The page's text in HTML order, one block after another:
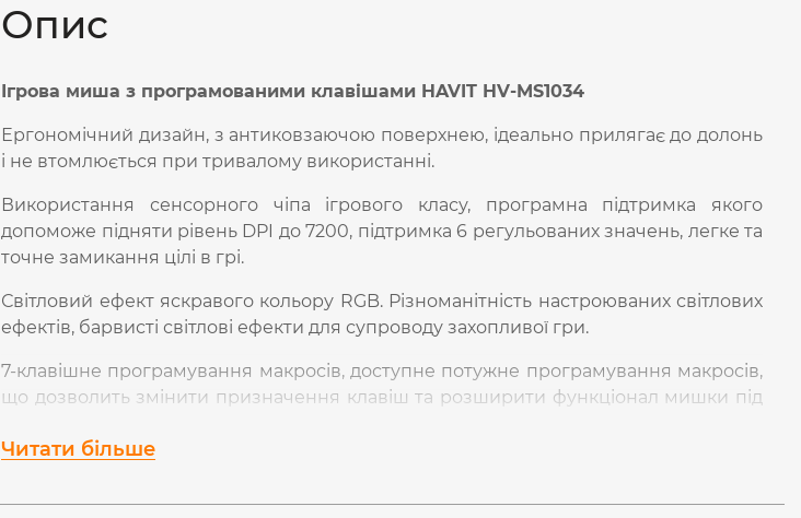
Опис
Ігрова миша з програмованими клавішами HAVIT HV-MS1034
Ергономічний дизайн, з антиковзаючою поверхнею, ідеально прилягає до долонь
і не втомлюється при тривалому використанні.
Використання сенсорного чіпа ігрового класу, програмна підтримка якого
допоможе підняти рівень DPI до 7200, підтримка 6 регульованих значень, легке та
точне замикання цілі в грі.
Світловий ефект яскравого кольору RGB. Різноманітність настроюваних світлових
ефектів, барвисті світлові ефекти для супроводу захопливої гри.
7-клавішне програмування макросів, доступне потужне програмування макросів,
що дозволить змінити призначення клавіш та розширити функціонал мишки під
грати у всілякі ігри.
Читати більше